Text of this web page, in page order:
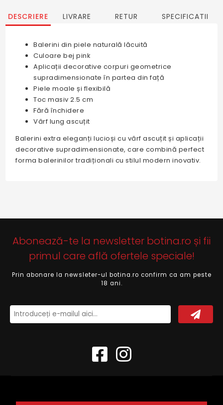
DESCRIERE LIVRARE RETUR SPECIFICATII
Balerini din piele naturală lăcuită
Culoare bej pink
Aplicații decorative corpuri geometrice
supradimensionate în partea din față
Piele moale și flexibilă
Toc masiv 2.5 cm
Fără închidere
Vârf lung ascuțit
Balerini extra eleganți lucioși cu vârf ascuțit și aplicații
decorative supradimensionate, care combină perfect
forma balerinilor tradiționali cu stilul modern inovativ.
Abonează-te la newsletter botina.ro și fii
primul care află ofertele speciale!
Prin abonare la newsleter-ul botina.ro confirm ca am peste
18 ani.